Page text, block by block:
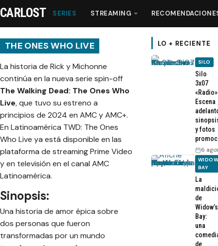
Series
Streaming
Recomendaciones
Videos
Webisodios
CARLOST SERIES STREAMING
THE ONES WHO LIVE
La historia de Rick y Michonne
continúa en la nueva serie spin-off
The Walking Dead: The Ones Who
Live, que tuvo su estreno a
principios de 2024 en AMC y AMC+.
En Latinoamérica TWD: The Ones
Who Live ya está disponible en las
plataforma de streaming Prime Video
y en televisión en el canal AMC
Latinoamérica.
Sinopsis:
Una historia de amor épica sobre
dos personas que fueron
transformadas por un mundo
LO + RECIENTE
SILO
Silo
3x07
Escena
y fotos
6
BAY
La
de
Widow’s
Bay:
una
de